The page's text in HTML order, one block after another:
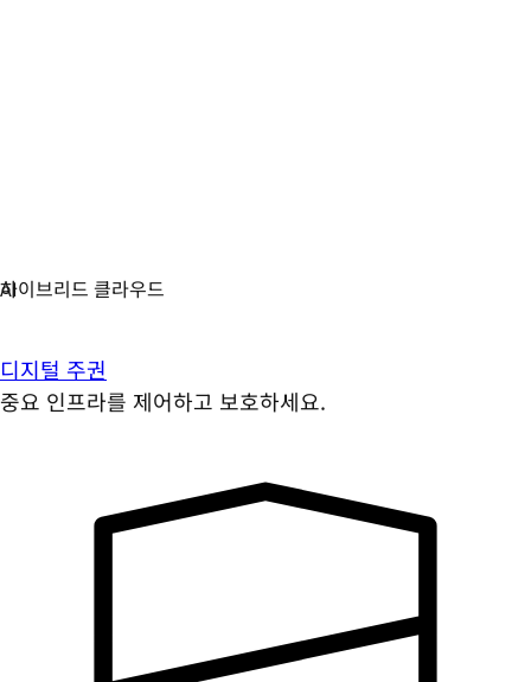
디지털 주권
중요 인프라를 제어하고 보호하세요.